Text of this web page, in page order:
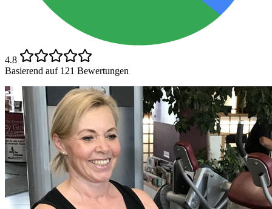
4.8
Basierend auf 121 Bewertungen